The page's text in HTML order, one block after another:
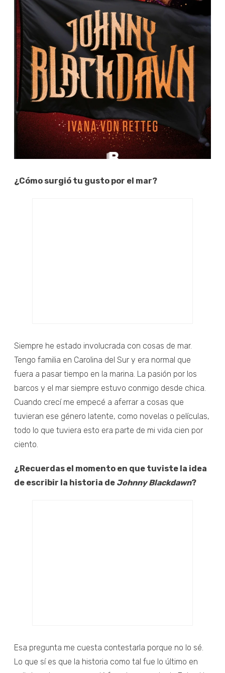
¿Cómo surgió tu gusto por el mar?
Siempre he estado involucrada con cosas de mar.
Tengo familia en Carolina del Sur y era normal que
fuera a pasar tiempo en la marina. La pasión por los
barcos y el mar siempre estuvo conmigo desde chica.
Cuando crecí me empecé a aferrar a cosas que
tuvieran ese género latente, como novelas o películas,
todo lo que tuviera esto era parte de mi vida cien por
ciento.
¿Recuerdas el momento en que tuviste la idea
de escribir la historia de Johnny Blackdawn?
Esa pregunta me cuesta contestarla porque no lo sé.
Lo que sí es que la historia como tal fue lo último en